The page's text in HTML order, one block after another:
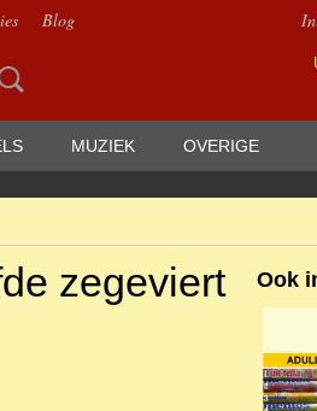
Blog
MUZIEK OVERIGE
zegeviert Ook